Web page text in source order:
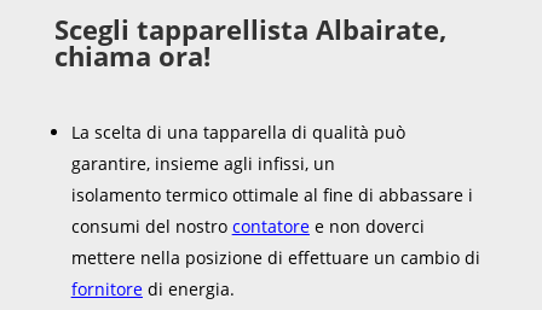
Scegli tapparellista Albairate,
chiama ora!
La scelta di una tapparella di qualità può
garantire, insieme agli infissi, un
isolamento termico ottimale al fine di abbassare i
consumi del nostro contatoree non doverci
mettere nella posizione di effettuare un cambio di
fornitoredi energia.